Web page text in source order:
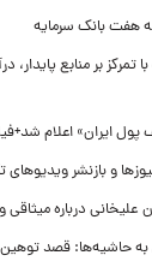
هفت بانک سرمایه
تمرکز بر منابع پایدار،
ایران» اعلام
و بازنشر ویدیوهای
درباره میثاقی
حاشیه‌ها: قصد توهین